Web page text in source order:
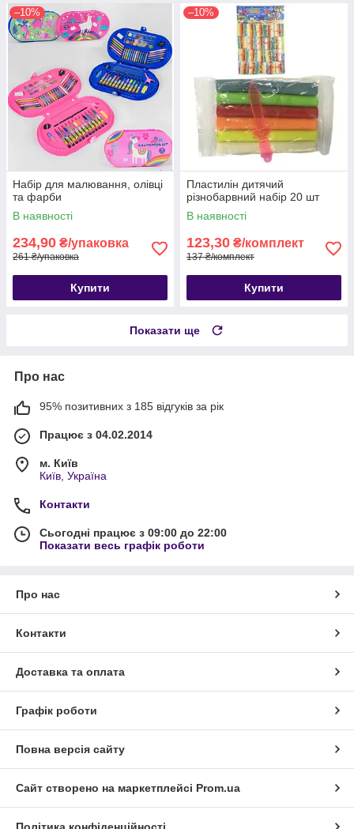
–10%
Набір для малювання, олівці
та фарби
В наявності
234,90 ₴/упаковка
261 ₴/упаковка
Купити
–10%
Пластилін дитячий
різнобарвний набір 20 шт
В наявності
123,30 ₴/комплект
137 ₴/комплект
Купити
Показати ще
Про нас
95% позитивних з 185 відгуків за рік
Працює з 04.02.2014
м. Київ
Київ, Україна
Контакти
Сьогодні працює з 09:00 до 22:00
Показати весь графік роботи
Про нас
Контакти
Доставка та оплата
Графік роботи
Повна версія сайту
Сайт створено на маркетплейсі Prom.ua